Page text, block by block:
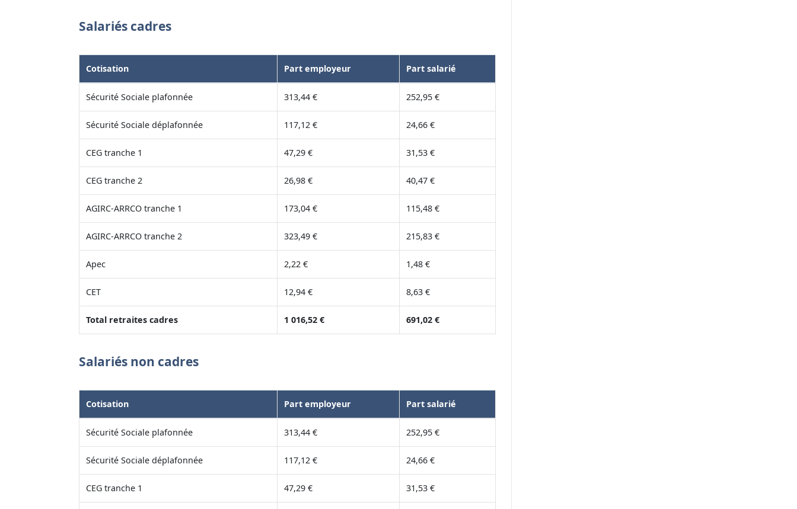
Salariés cadres
Cotisation Part employeur Part salarié
Sécurité Sociale plafonnée 313,44 € 252,95 €
Sécurité Sociale déplafonnée 117,12 € 24,66 €
CEG tranche 1 47,29 € 31,53 €
CEG tranche 2 26,98 € 40,47 €
AGIRC-ARRCO tranche 1 173,04 € 115,48 €
AGIRC-ARRCO tranche 2 323,49 € 215,83 €
Apec 2,22 € 1,48 €
CET 12,94 € 8,63 €
Total retraites cadres 1 016,52 € 691,02 €
Salariés non cadres
Cotisation Part employeur Part salarié
Sécurité Sociale plafonnée 313,44 € 252,95 €
Sécurité Sociale déplafonnée 117,12 € 24,66 €
CEG tranche 1 47,29 € 31,53 €